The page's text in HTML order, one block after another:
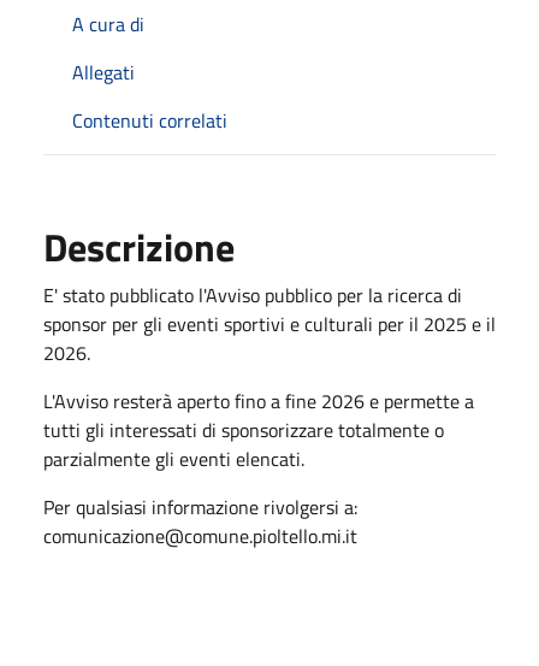
A cura di
Allegati
Contenuti correlati
Descrizione
E' stato pubblicato l'Avviso pubblico per la ricerca di
sponsor per gli eventi sportivi e culturali per il 2025 e il
2026.
L'Avviso resterà aperto fino a fine 2026 e permette a
tutti gli interessati di sponsorizzare totalmente o
parzialmente gli eventi elencati.
Per qualsiasi informazione rivolgersi a:
comunicazione@comune.pioltello.mi.it